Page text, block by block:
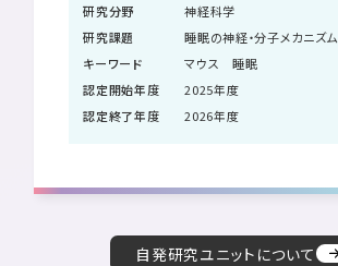
研究分野
神経科学
研究課題
睡眠の神経・分子メカニズ
キーワード
マウス 睡眠
認定開始年度
2025年度
認定終了年度
2026年度
自発研究ユニットについて